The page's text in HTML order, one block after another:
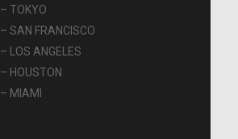
– TOKYO
– SAN FRANCISCO
– LOS ANGELES
– HOUSTON
– MIAMI